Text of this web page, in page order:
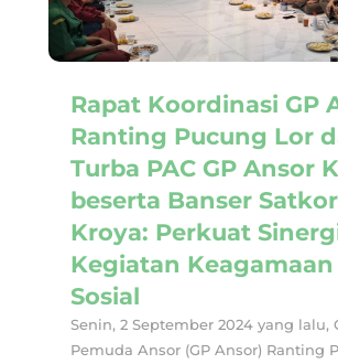
Rapat Koordinasi GP
Ranting Pucung Lor
Turba PAC GP Ansor
beserta Banser
Kroya: Perkuat
Kegiatan
Sosial
Senin, 2 September 2024 yang lalu,
Pemuda Ansor (GP Ansor) Ranting